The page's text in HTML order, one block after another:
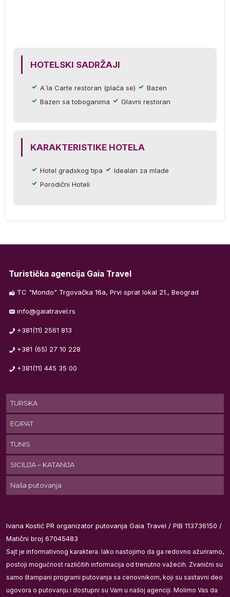
HOTELSKI SADRŽAJI
A`la Carte restoran (plaća se)
Bazen
Bazen sa toboganima
Glavni restoran
KARAKTERISTIKE HOTELA
Hotel gradskog tipa
Idealan za mlade
Porodični Hoteli
Turistička agencija Gaia Travel
TC "Mondo" Trgovačka 16a, Prvi sprat lokal 21., Beograd
info@gaiatravel.rs
+381(11) 2561 813
+381 (65) 27 10 228
+381(11) 445 35 00
TURSKA
EGIPAT
TUNIS
SICILIJA – KATANIJA
Naša putovanja
Ivana Kostić PR organizator putovanja Gaia Travel / PIB 113736150 /
Matični broj 67045483
Sajt je informativnog karaktera. Iako nastojimo da ga redovno ažuriramo,
postoji mogućnost različitih informacija od trenutno važećih. Zvanični su
samo štampani programi putovanja sa cenovnikom, koji su sastavni deo
ugovora o putovanju i dostupni su Vam u našoj agenciji. Molimo Vas da